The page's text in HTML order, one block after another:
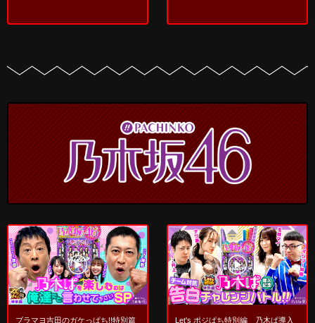
ブラマヨ吉田のガケっぱち!!特別篇 Let's ポジぱち特別編 乃木ぱ導入